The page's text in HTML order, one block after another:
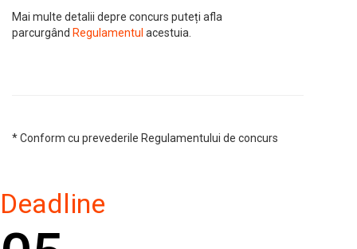
Mai multe detalii depre concurs puteți afla
parcurgând Regulamentul acestuia.
* Conform cu prevederile Regulamentului de concurs
Deadline